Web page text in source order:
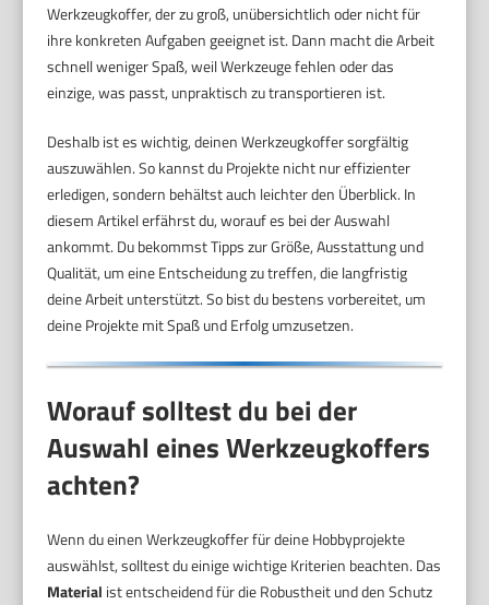
Werkzeugkoffer, der zu groß, unübersichtlich oder nicht für
ihre konkreten Aufgaben geeignet ist. Dann macht die Arbeit
schnell weniger Spaß, weil Werkzeuge fehlen oder das
einzige, was passt, unpraktisch zu transportieren ist.
Deshalb ist es wichtig, deinen Werkzeugkoffer sorgfältig
auszuwählen. So kannst du Projekte nicht nur effizienter
erledigen, sondern behältst auch leichter den Überblick. In
diesem Artikel erfährst du, worauf es bei der Auswahl
ankommt. Du bekommst Tipps zur Größe, Ausstattung und
Qualität, um eine Entscheidung zu treffen, die langfristig
deine Arbeit unterstützt. So bist du bestens vorbereitet, um
deine Projekte mit Spaß und Erfolg umzusetzen.
Worauf solltest du bei der
Auswahl eines Werkzeugkoffers
achten?
Wenn du einen Werkzeugkoffer für deine Hobbyprojekte
auswählst, solltest du einige wichtige Kriterien beachten. Das
Material ist entscheidend für die Robustheit und den Schutz